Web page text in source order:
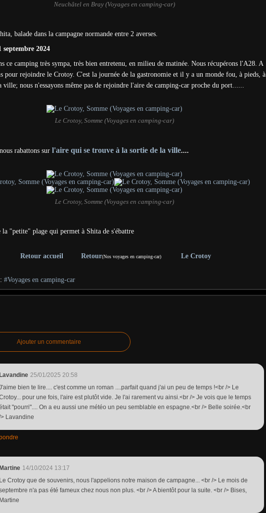
Neuchâtel en Bray (Voyages en camping-car)
balade dans la campagne normande entre 2 averses.
septembre 2024
ce camping très sympa, très bien entretenu, en milieu de matinée. Nous récupérons l'A28. A
pour rejoindre le Crotoy. C'est la journée de la gastronomie et il y a un monde fou, à pieds, à
ville; nous n'essayons même pas de rejoindre l'aire de camping-car proche du port......
Le Crotoy, Somme (Voyages en camping-car)
rabattons sur l'aire qui se trouve à la sortie de la ville....
Le Crotoy, Somme (Voyages en camping-car)
la "petite" plage qui permet à Shita de s'ébattre
Retour accueil Retour(Nos voyages en camping-car) Le Crotoy
#Voyages en camping-car
Ajouter un commentaire
Lavandine 25/01/2025 20:58
bien te lire.... c'est comme un roman ....parfait quand j'ai un peu de temps !<br /> Le
pour une fois, l'aire est plutôt vide. Je l'ai rarement vu ainsi.<br /> Je vois que le temps
"pourri".... On a eu aussi une météo un peu semblable en espagne.<br /> Belle soirée.<br
Lavandine
Martine 14/10/2024 13:17
Le Crotoy que de souvenirs, nous l'appelions notre maison de campagne... <br /> Le mois de
n'a pas été fameux chez nous non plus. <br /> A bientôt pour la suite. <br /> Bises,
Martine